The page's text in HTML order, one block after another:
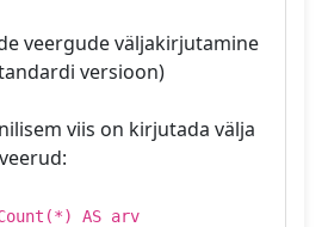
veergude väljakirjutamine
versioon)
viis on kirjutada välja
AS arv